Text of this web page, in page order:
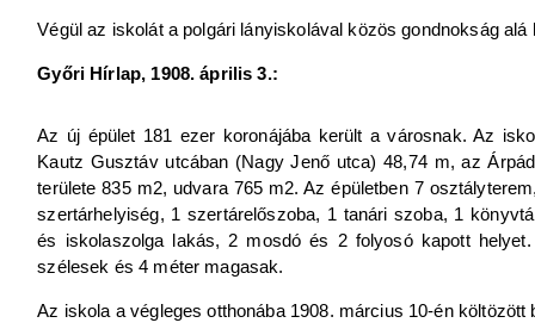
Végül az iskolát a polgári lányiskolával közös gondnokság alá
Győri Hírlap, 1908. április 3.:
Az új épület 181 ezer koronájába került a városnak. Az
Kautz Gusztáv utcában (Nagy Jenő utca) 48,74 m, az
területe 835 m2, udvara 765 m2. Az épületben 7
szertárhelyiség, 1 szertárelőszoba, 1 tanári szoba, 1
és iskolaszolga lakás, 2 mosdó és 2 folyosó kapott
szélesek és 4 méter magasak.
Az iskola a végleges otthonába 1908. március 10-én